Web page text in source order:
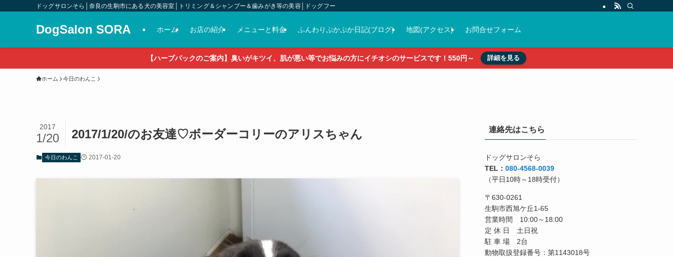
ドッグサロンそら│奈良の生駒市にある犬の美容室│トリミング＆シャンプー＆歯みがき等の美容│ドッグフード＆おやつ＆各種グッズの販売
DogSalon SORA ホーム お店の紹介 メニューと料金 ふんわりぷかぷか日記(ブログ) 地図(アクセス) お問合せフォーム
【ハーブパックのご案内】臭いがキツイ、肌が悪い等でお悩みの方にイチオシのサービスです！550円～ 詳細を見る
ホーム 今日のわんこ
2017/1/20/のお友達♡ボーダーコリーのアリスちゃん
2017
1/20
今日のわんこ 2017-01-20
連絡先はこちら
ドッグサロンそら
TEL： 080-4568-0039
（平日10時～18時受付）
〒630-0261
生駒市西旭ケ丘1-65
営業時間 10:00～18:00
定 休 日 土日祝
駐 車 場 2台
動物取扱登録番号：第1143018号